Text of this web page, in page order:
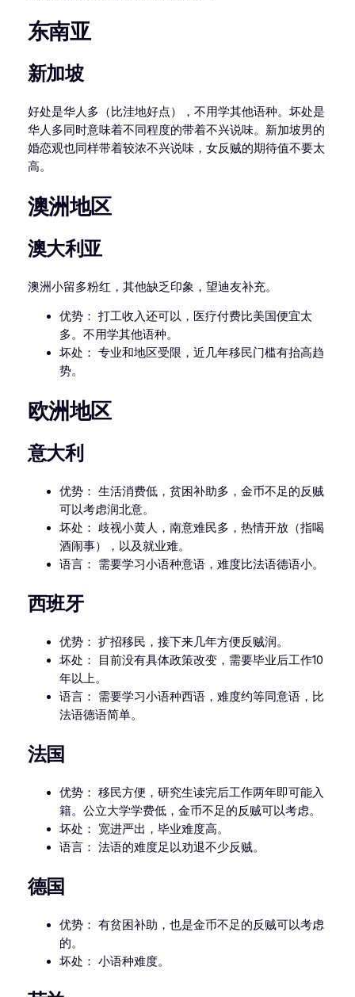
东南亚
新加坡
好处是华人多（比洼地好点），不用学其他语种。坏处是
华人多同时意味着不同程度的带着不兴说味。新加坡男的
婚恋观也同样带着较浓不兴说味，女反贼的期待值不要太
高。
澳洲地区
澳大利亚
澳洲小留多粉红，其他缺乏印象，望迪友补充。
优势： 打工收入还可以，医疗付费比美国便宜太
多。不用学其他语种。
坏处： 专业和地区受限，近几年移民门槛有抬高趋
势。
欧洲地区
意大利
优势： 生活消费低，贫困补助多，金币不足的反贼
可以考虑润北意。
坏处： 歧视小黄人，南意难民多，热情开放（指喝
酒闹事），以及就业难。
语言： 需要学习小语种意语，难度比法语德语小。
西班牙
优势： 扩招移民，接下来几年方便反贼润。
坏处： 目前没有具体政策改变，需要毕业后工作10
年以上。
语言： 需要学习小语种西语，难度约等同意语，比
法语德语简单。
法国
优势： 移民方便，研究生读完后工作两年即可能入
籍。公立大学学费低，金币不足的反贼可以考虑。
坏处： 宽进严出，毕业难度高。
语言： 法语的难度足以劝退不少反贼。
德国
优势： 有贫困补助，也是金币不足的反贼可以考虑
的。
坏处： 小语种难度。